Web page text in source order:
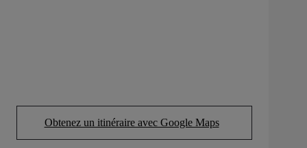
Obtenez un itinéraire avec Google Maps
(Opens in new tab)